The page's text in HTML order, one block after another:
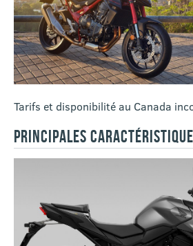
Tarifs et disponibilité au Canada
PRINCIPALES